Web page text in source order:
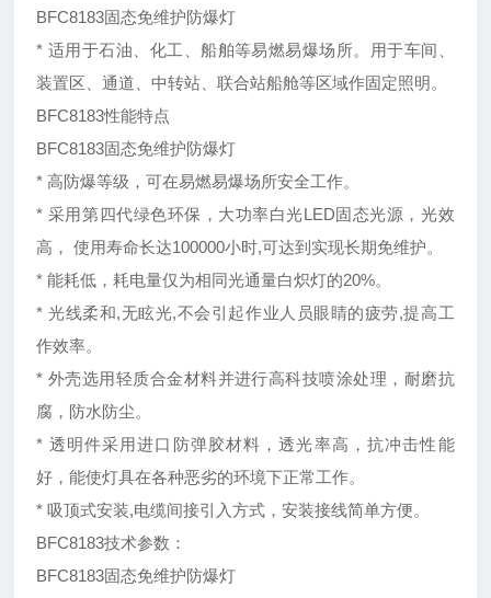
BFC8183固态免维护防爆灯
* 适用于石油、化工、船舶等易燃易爆场所。用于车间、
装置区、通道、中转站、联合站船舱等区域作固定照明。
BFC8183性能特点
BFC8183固态免维护防爆灯
* 高防爆等级，可在易燃易爆场所安全工作。
* 采用第四代绿色环保，大功率白光LED固态光源，光效
高， 使用寿命长达100000小时,可达到实现长期免维护。
* 能耗低，耗电量仅为相同光通量白炽灯的20%。
* 光线柔和,无眩光,不会引起作业人员眼睛的疲劳,提高工
作效率。
* 外壳选用轻质合金材料并进行高科技喷涂处理，耐磨抗
腐，防水防尘。
* 透明件采用进口防弹胶材料，透光率高，抗冲击性能
好，能使灯具在各种恶劣的环境下正常工作。
* 吸顶式安装,电缆间接引入方式，安装接线简单方便。
BFC8183技术参数：
BFC8183固态免维护防爆灯